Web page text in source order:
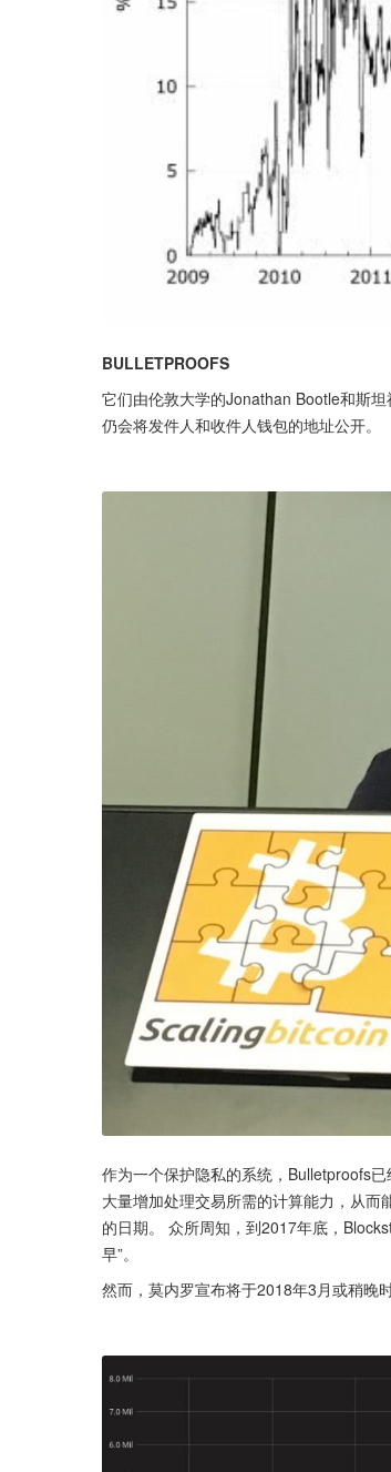
BULLETPROOFS
它们由伦敦大学的Jonathan Bootle和斯
仍会将发件人和收件人钱包的地址公开。
作为一个保护隐私的系统，Bulletproofs
大量增加处理交易所需的计算能力，从
的日期。 众所周知，到2017年底，
早”。
然而，莫内罗宣布将于2018年3月或稍晚